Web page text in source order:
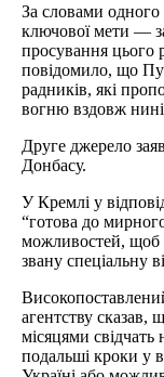
За словами одного
ключової мети —
просування цього
повідомило, що
радників, які
вогню вздовж
Друге джерело
Донбасу.
У Кремлі у
“готова до
можливостей, щоб
звану спеціальну
агентству сказав,
місяцями
подальші кроки у